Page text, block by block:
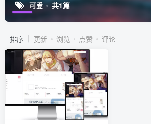
可爱 共1篇
排序 更新 浏览 点赞 评论